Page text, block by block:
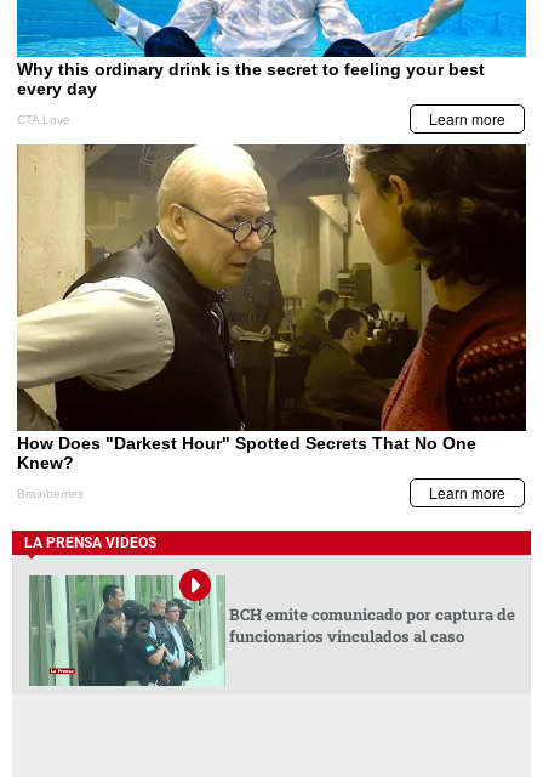
LA PRENSA VIDEOS
BCH emite comunicado por captura de
funcionarios vinculados al caso